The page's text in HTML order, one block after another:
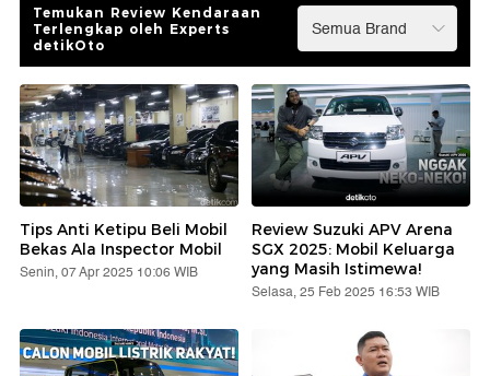
Temukan Review Kendaraan
Terlengkap oleh Experts
detikOto
Tips Anti Ketipu Beli Mobil
Bekas Ala Inspector Mobil
Senin, 07 Apr 2025 10:06 WIB
Review Suzuki APV Arena
SGX 2025: Mobil Keluarga
yang Masih Istimewa!
Selasa, 25 Feb 2025 16:53 WIB